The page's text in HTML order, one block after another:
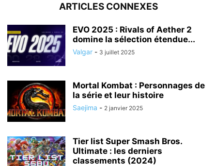
ARTICLES CONNEXES
EVO 2025 : Rivals of Aether 2
domine la sélection étendue...
Valgar - 3 juillet 2025
Mortal Kombat : Personnages de
la série et leur histoire
Saejima - 2 janvier 2025
Tier list Super Smash Bros.
Ultimate : les derniers
classements (2024)